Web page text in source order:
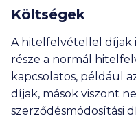
Költségek
A hitelfelvétellel díjak
része a normál
kapcsolatos, például
díjak, mások viszont
szerződésmódosítási